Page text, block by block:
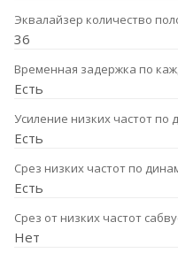
Эквалайзер количество
36
Временная задержка по
Есть
Усиление низких частот
Есть
Срез низких частот по
Есть
Срез от низких частот
Нет